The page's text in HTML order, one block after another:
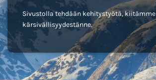
Sivustolla tehdään kehitystyötä, kiitämme
kärsivällisyydestänne.